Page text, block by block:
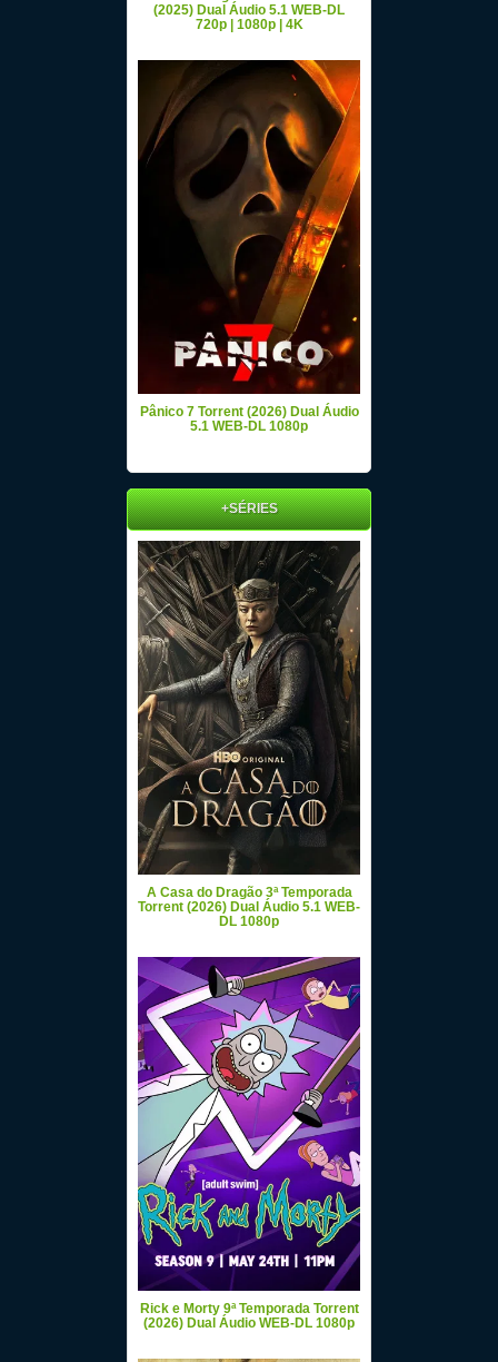
(2025) Dual Áudio 5.1 WEB-DL
720p | 1080p | 4K
Pânico 7 Torrent (2026) Dual Áudio
5.1 WEB-DL 1080p
+SÉRIES
A Casa do Dragão 3ª Temporada
Torrent (2026) Dual Áudio 5.1 WEB-
DL 1080p
Rick e Morty 9ª Temporada Torrent
(2026) Dual Áudio WEB-DL 1080p